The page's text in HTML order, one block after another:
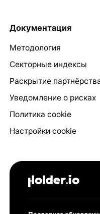
Документация
Методология
Секторные индексы
Раскрытие
Уведомление о рисках
Политика cookie
Настройки cookie